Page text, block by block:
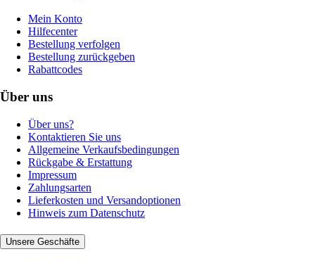
Mein Konto
Hilfecenter
Bestellung verfolgen
Bestellung zurückgeben
Rabattcodes
Über uns
Über uns?
Kontaktieren Sie uns
Allgemeine Verkaufsbedingungen
Rückgabe & Erstattung
Impressum
Zahlungsarten
Lieferkosten und Versandoptionen
Hinweis zum Datenschutz
Unsere Geschäfte